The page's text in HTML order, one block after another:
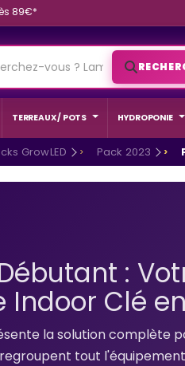
89€*
TERREAUX / POTS HYDROPONIE
GrowLED Pack 2023
:
Indoor Clé
la solution complète
tout